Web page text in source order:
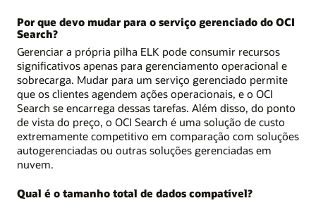
Por que devo mudar para o serviço gerenciado do OCI
Search?
Gerenciar a própria pilha ELK pode consumir recursos
significativos apenas para gerenciamento operacional e
sobrecarga. Mudar para um serviço gerenciado permite
que os clientes agendem ações operacionais, e o OCI
Search se encarrega dessas tarefas. Além disso, do ponto
de vista do preço, o OCI Search é uma solução de custo
extremamente competitivo em comparação com soluções
autogerenciadas ou outras soluções gerenciadas em
nuvem.
Qual é o tamanho total de dados compatível?